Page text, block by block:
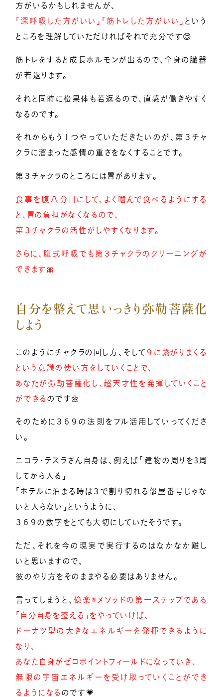
方がいるかもしれませんが、
「深呼吸した方がいい」「筋トレした方がいい」 という
ところを理解していただければそれで充分です😊
筋トレをすると成長ホルモンが出るので、全身の臓器
が若返ります。
それと同時に松果体も若返るので、直感が働きやすく
なるのです。
それからもう１つやっていただきたいのが、第３チャ
クラに溜まった感情の重さをなくすることです。
第３チャクラのところには胃があります。
食事を腹八分目にして、よく噛んで食べるようにする
と、胃の負担がなくなるので、
第３チャクラの活性がしやすくなります。
さらに、腹式呼吸でも第３チャクラのクリーニングが
できます🎀
自分を整えて思いっきり弥勒菩薩化
しよう
このようにチャクラの回し方、そして ９に繋がりまくる
という意識の使い方をしていくことで、
あなたが弥勒菩薩化し、超天才性を発揮していくこと
ができる のです🌼
そのために３６９の法則をフル活用していってくださ
い。
ニコラ・テスラさん自身は、例えば 「建物の周りを3周
してから入る」
「ホテルに泊まる時は３で割り切れる部屋番号じゃな
いと入らない」というように、
３６９の数字をとても大切にしていたそうです。
ただ、それを今の現実で実行するのはなかなか難し
いと思いますので、
彼のやり方をそのままやる必要はありません。
言ってしまうと、億楽®メソッドの第一ステップである
「自分自身を整える」をやっていけば、
ドーナツ型の大きなエネルギーを発揮できるように
なり、
あなた自身がゼロポイントフィールドになっていき、
無限の宇宙エネルギーを受け取っていくことができ
るようになる のです💗